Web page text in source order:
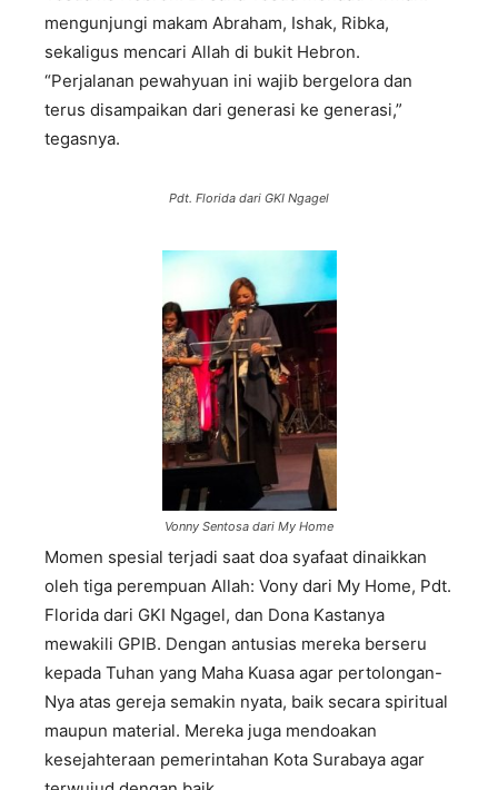
mengunjungi makam Abraham, Ishak, Ribka,
sekaligus mencari Allah di bukit Hebron.
“Perjalanan pewahyuan ini wajib bergelora dan
terus disampaikan dari generasi ke generasi,”
tegasnya.
Pdt. Florida dari GKI Ngagel
Vonny Sentosa dari My Home
Momen spesial terjadi saat doa syafaat dinaikkan
oleh tiga perempuan Allah: Vony dari My Home, Pdt.
Florida dari GKI Ngagel, dan Dona Kastanya
mewakili GPIB. Dengan antusias mereka berseru
kepada Tuhan yang Maha Kuasa agar pertolongan-
Nya atas gereja semakin nyata, baik secara spiritual
maupun material. Mereka juga mendoakan
kesejahteraan pemerintahan Kota Surabaya agar